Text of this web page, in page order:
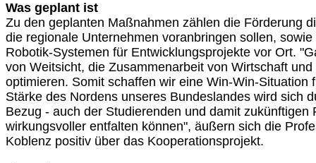
Was geplant ist
Zu den geplanten Maßnahmen zählen die Förderung
die regionale Unternehmen voranbringen sollen,
Robotik-Systemen für Entwicklungsprojekte vor Ort.
von Weitsicht, die Zusammenarbeit von Wirtschaft
optimieren. Somit schaffen wir eine Win-Win-Situation
Stärke des Nordens unseres Bundeslandes wird sich
Bezug - auch der Studierenden und damit zukünftigen
wirkungsvoller entfalten können", äußern sich die
Koblenz positiv über das Kooperationsprojekt.